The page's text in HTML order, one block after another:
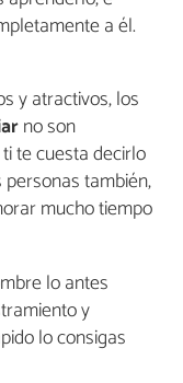
a él.
y atractivos, los
no son
te cuesta decirlo
también,
mucho tiempo
lo antes
y
lo consigas